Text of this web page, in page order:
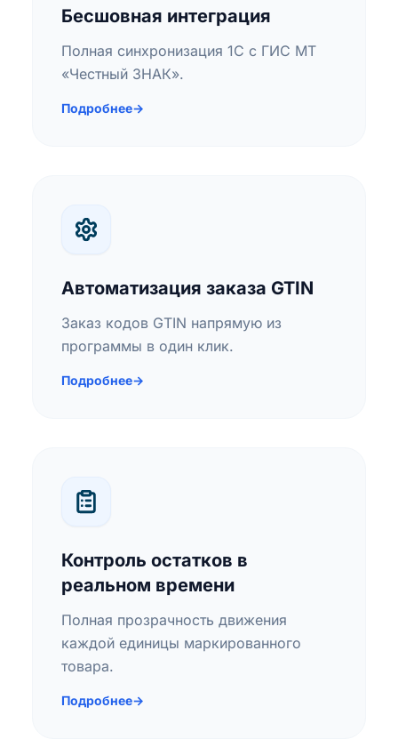
Бесшовная интеграция
Полная синхронизация 1С с ГИС МТ
«Честный ЗНАК».
Подробнее→
Автоматизация заказа GTIN
Заказ кодов GTIN напрямую из
программы в один клик.
Подробнее→
Контроль остатков в
реальном времени
Полная прозрачность движения
каждой единицы маркированного
товара.
Подробнее→